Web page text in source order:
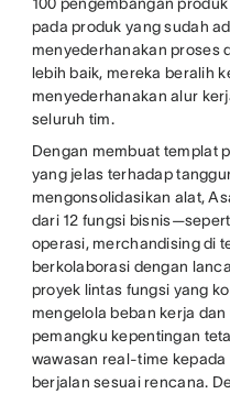
pada produk yang sudah
menyederhanakan proses
lebih baik, mereka beralih
menyederhanakan alur
seluruh tim.
Dengan membuat templat
yang jelas terhadap
mengonsolidasikan alat,
dari 12 fungsi
operasi, merchandising di
berkolaborasi dengan
proyek lintas fungsi yang
mengelola beban kerja
pemangku kepentingan
wawasan real-time
berjalan sesuai rencana.